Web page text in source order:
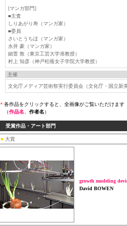
[マンガ部門]
■主査
しりあがり寿（マンガ家）
■委員
さいとうちほ（マンガ家）
永井 豪（マンガ家）
細萱 敦（東京工芸大学准教授）
村上 知彦（神戸松蔭女子学院大学教授）
主催
文化庁メディア芸術祭実行委員会（文化庁・国立新
＊ 各作品をクリックすると、全画像がご覧いただけます
（作品名 作者名）
受賞作品・アート部門
■ 大賞
growth modeling
David BOWEN